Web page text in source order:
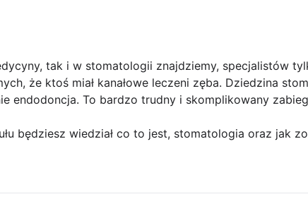
tak i w stomatologii znajdziemy, specjalistów
że ktoś miał kanałowe leczeni zęba. Dziedzina
endodoncja. To bardzo trudny i skomplikowany
będziesz wiedział co to jest, stomatologia oraz jak